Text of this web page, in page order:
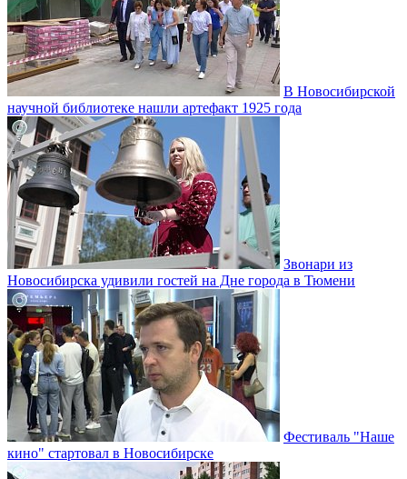
В Новосибирской
научной библиотеке нашли артефакт 1925 года
Звонари из
Новосибирска удивили гостей на Дне города в Тюмени
Фестиваль "Наше
кино" стартовал в Новосибирске